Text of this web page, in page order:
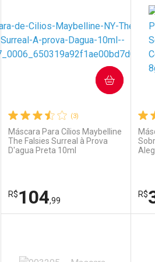
Laboratório
Ativar Desconto
Comprar sem Desconto
Por R$ 64,99/cada
Por Menos
Por R$ 64,99/cada
(3)
Máscara Para Cílios Maybelline
The Falsies Surreal à Prova
D'agua Preta 10ml
R$104,99
COMPRAR
R$